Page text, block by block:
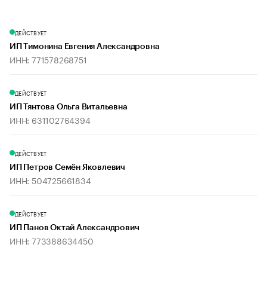
ДЕЙСТВУЕТ
ИП Тимонина Евгения Александровна
ИНН: 771578268751
ДЕЙСТВУЕТ
ИП Тянтова Ольга Витальевна
ИНН: 631102764394
ДЕЙСТВУЕТ
ИП Петров Семён Яковлевич
ИНН: 504725661834
ДЕЙСТВУЕТ
ИП Панов Октай Александрович
ИНН: 773388634450